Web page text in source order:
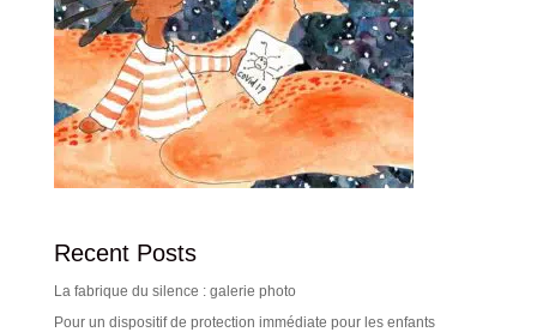
Recent Posts
La fabrique du silence : galerie photo
Pour un dispositif de protection immédiate pour les enfants